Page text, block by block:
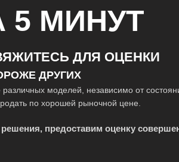
5 МИНУТ
ДЛЯ ОЦЕНКИ
ДРУГИХ
моделей, независимо от
по хорошей рыночной цене.
предоставим оценку